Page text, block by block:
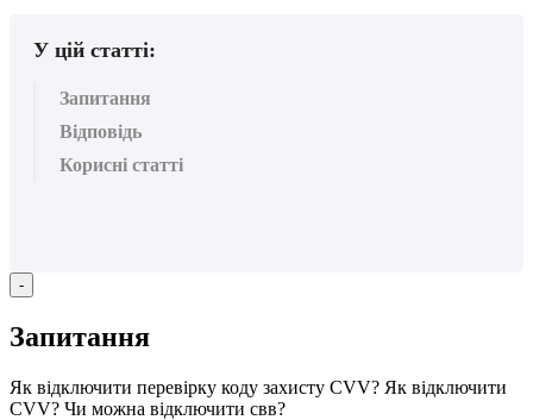
У цій статті:
Запитання
Відповідь
Корисні статті
-
Запитання
Як відключити перевірку коду захисту CVV? Як відключити
CVV? Чи можна відключити свв?